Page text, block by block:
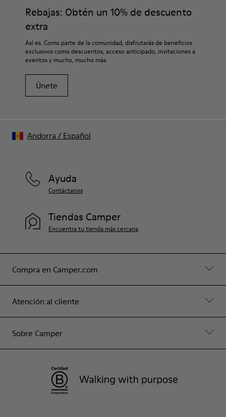
Rebajas: Obtén un 10% de descuento
extra
Así es. Como parte de la comunidad, disfrutarás de beneficios
exclusivos como descuentos, acceso anticipado, invitaciones a
eventos y mucho, mucho más.
Únete
Compra en Camper.com
Atención al cliente
Sobre Camper
Ayuda
Contáctanos
Tiendas Camper
Encuentra tu tienda más cercana
Andorra / Español